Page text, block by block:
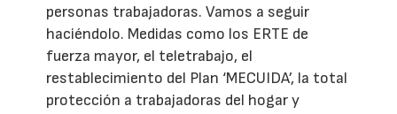
personas trabajadoras. Vamos a seguir
haciéndolo. Medidas como los ERTE de
fuerza mayor, el teletrabajo, el
restablecimiento del Plan ‘MECUIDA’, la total
protección a trabajadoras del hogar y